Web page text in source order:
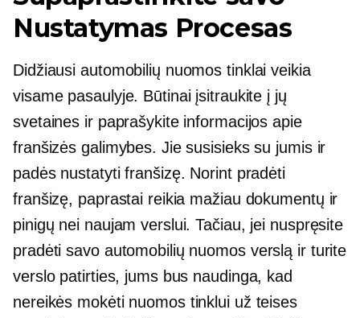
Nustatymas Procesas
Didžiausi automobilių nuomos tinklai veikia
visame pasaulyje. Būtinai įsitraukite į jų
svetaines ir paprašykite informacijos apie
franšizės galimybes. Jie susisieks su jumis ir
padės nustatyti franšizę. Norint pradėti
franšizę, paprastai reikia mažiau dokumentų ir
pinigų nei naujam verslui. Tačiau, jei nuspręsite
pradėti savo automobilių nuomos verslą ir turite
verslo patirties, jums bus naudinga, kad
nereikės mokėti nuomos tinklui už teises